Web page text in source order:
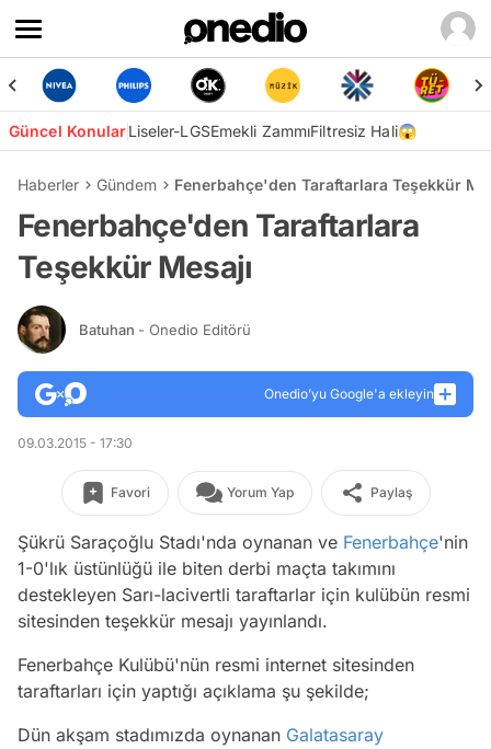
Güncel KonularLiseler-LGSEmekli ZammıFiltresiz Hali😱
Haberler Gündem Fenerbahçe'den Taraftarlara Teşekkür
Fenerbahçe'den Taraftarlara
Teşekkür Mesajı
Batuhan - Onedio Editörü
Onedio’yu Google'a ekleyin
09.03.2015 - 17:30
Favori Yorum Yap Paylaş
Şükrü Saraçoğlu Stadı'nda oynanan ve Fenerbahçe'nin
1-0'lık üstünlüğü ile biten derbi maçta takımını
destekleyen Sarı-lacivertli taraftarlar için kulübün resmi
sitesinden teşekkür mesajı yayınlandı.
Fenerbahçe Kulübü'nün resmi internet sitesinden
taraftarları için yaptığı açıklama şu şekilde;
Dün akşam stadımızda oynanan Galatasaray